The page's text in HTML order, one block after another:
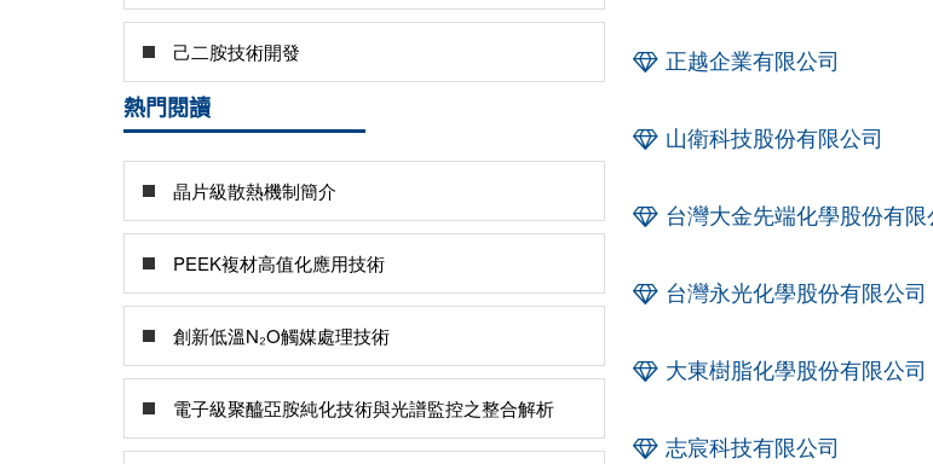
己二胺技術開發
熱門閱讀
晶片級散熱機制簡介
PEEK複材高值化應用技術
創新低溫N₂O觸媒處理技術
電子級聚醯亞胺純化技術與光譜監控之整合解析
正越企業有限公司
山衛科技股份有限公司
台灣大金先端化學股份有限
台灣永光化學股份有限公司
大東樹脂化學股份有限公司
志宸科技有限公司